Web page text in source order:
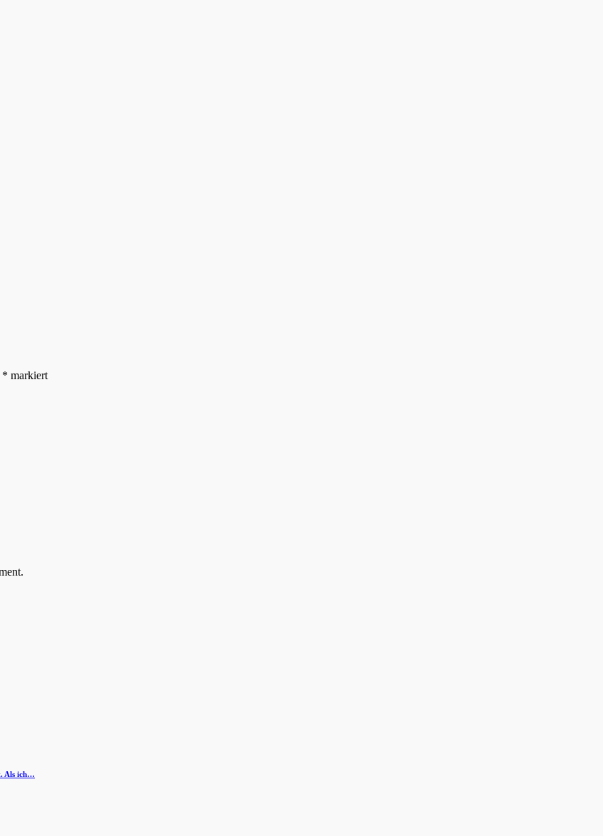
* markiert
Als ich…